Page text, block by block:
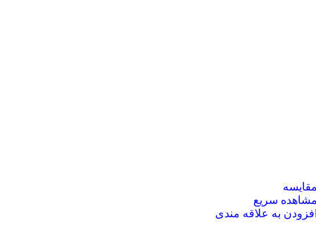
سریع
به علاقه مندی